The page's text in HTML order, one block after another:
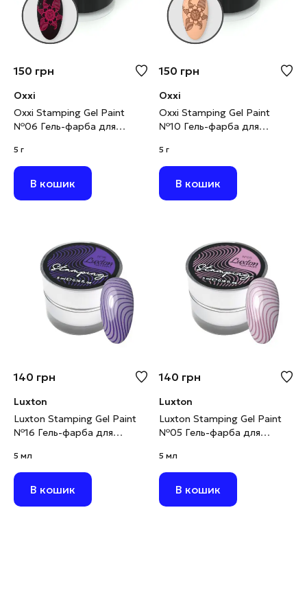
150 грн
Oxxi
Oxxi Stamping Gel Paint
№06 Гель-фарба для
5 г
В кошик
150 грн
Oxxi
Oxxi Stamping Gel Paint
№10 Гель-фарба для
5 г
В кошик
140 грн
Luxton
Luxton Stamping Gel Paint
№16 Гель-фарба для
фіолетова, 5 мл
5 мл
В кошик
140 грн
Luxton
Luxton Stamping Gel Paint
№05 Гель-фарба для
мл
5 мл
В кошик